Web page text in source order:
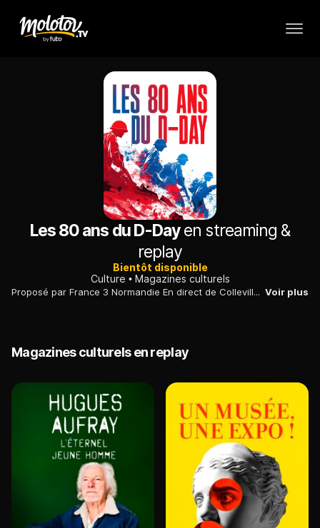
Les 80 ans du D-Dayen streaming &
replay
Bientôt disponible
Culture
Magazines culturels
Proposé par France 3 Normandie En direct de Colleville-sur-Mer Voir plus
Magazines culturels en replay